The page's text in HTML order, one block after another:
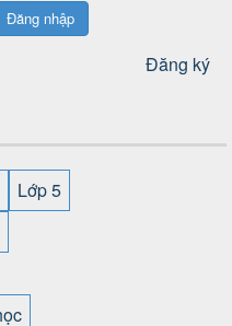
Đăng nhập
Đăng ký
Lớp 5